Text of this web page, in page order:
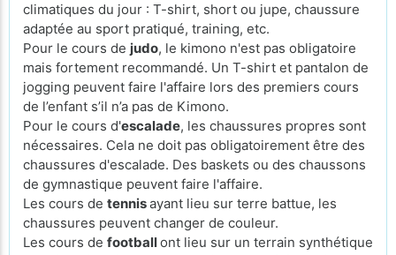
climatiques du jour : T-shirt, short ou jupe, chaussure
adaptée au sport pratiqué, training, etc.
Pour le cours de judo, le kimono n'est pas obligatoire
mais fortement recommandé. Un T-shirt et pantalon de
jogging peuvent faire l'affaire lors des premiers cours
de l’enfant s’il n’a pas de Kimono.
Pour le cours d'escalade, les chaussures propres sont
nécessaires. Cela ne doit pas obligatoirement être des
chaussures d'escalade. Des baskets ou des chaussons
de gymnastique peuvent faire l'affaire.
Les cours de tennisayant lieu sur terre battue, les
chaussures peuvent changer de couleur.
Les cours de footballont lieu sur un terrain synthétique